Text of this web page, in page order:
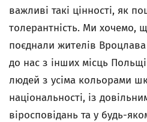
важливі такі цінності, як
толерантність. Ми хочемо,
поєднали жителів Вроцлава
до нас з інших місць
людей з усіма кольорами
національності, із
віросповідань та у будь-